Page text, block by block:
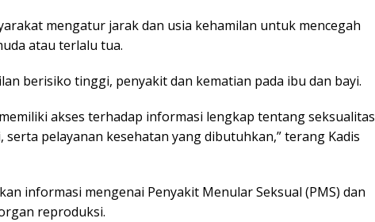
mengatur jarak dan usia kehamilan untuk mencegah
atau terlalu tua.
berisiko tinggi, penyakit dan kematian pada ibu dan bayi.
akses terhadap informasi lengkap tentang seksualitas
pelayanan kesehatan yang dibutuhkan,” terang Kadis
informasi mengenai Penyakit Menular Seksual (PMS) dan
reproduksi.